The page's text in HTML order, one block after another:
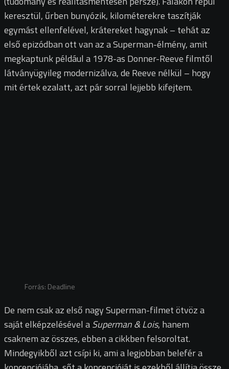
keresztül, űrben bunyózik, kilométerekre taszítják
egymást ellenfelével, krátereket hagynak – tehát az
első epizódban ott van az a Superman-élmény, amit
megkaptunk például a 1978-as Donner-Reeve filmtől
látványügyileg modernizálva, de Reeve nélkül – hogy
mit értek ezalatt, azt pár sorral lejjebb kifejtem.
Forrás: Deadline
De nem csak az első nagy Superman-filmet ötvöz a
saját elképzelésével aSuperman & Lois, hanem
csaknem az összes, ebben a cikkben felsoroltat.
Mindegyikből azt csípi ki, ami a legjobban belefér a